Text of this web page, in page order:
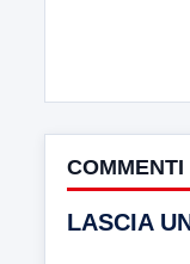
COMMENTI
LASCIA